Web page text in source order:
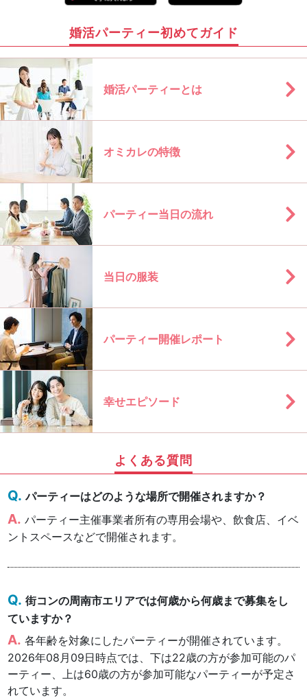
婚活パーティー初めてガイド
婚活パーティーとは
オミカレの特徴
パーティー当日の流れ
当日の服装
パーティー開催レポート
幸せエピソード
よくある質問
パーティーはどのような場所で開催されますか？
パーティー主催事業者所有の専用会場や、飲食店、イベ
ントスペースなどで開催されます。
街コンの周南市エリアでは何歳から何歳まで募集をし
ていますか？
各年齢を対象にしたパーティーが開催されています。
2026年08月09日時点では、下は22歳の方が参加可能のパ
ーティー、上は60歳の方が参加可能なパーティーが予定さ
れています。